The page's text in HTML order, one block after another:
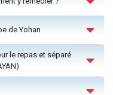
de Yohan
le repas et séparé